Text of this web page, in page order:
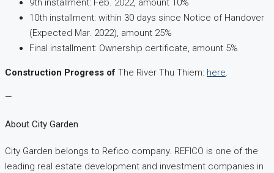
10th installment: within 30 days since Notice of Handover
(Expected Mar. 2022), amount 25%
Final installment: Ownership certificate, amount 5%
Construction Progress of The River Thu Thiem: here
—
About City Garden
City Garden belongs to Refico company. REFICO is one of the
leading real estate development and investment companies in